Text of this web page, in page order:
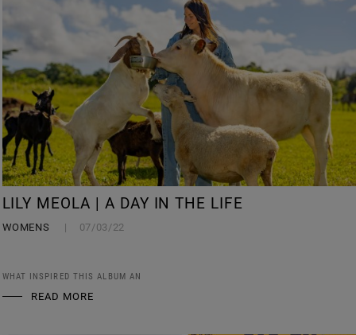
LILY MEOLA | A DAY IN THE LIFE
WOMENS 07/03/22
WHAT INSPIRED THIS ALBUM AN
READ MORE